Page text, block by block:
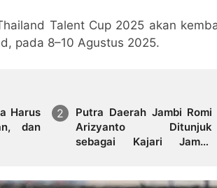
Talent Cup 2025 akan
pada 8–10 Agustus 2025.
Harus
dan
Putra Daerah Jambi Romi
Arizyanto Ditunjuk
sebagai Kajari Jambi,